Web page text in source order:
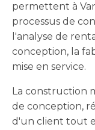
permettent à
processus de
l'analyse de
conception, la
mise en service.
La construction
de conception,
d'un client tout